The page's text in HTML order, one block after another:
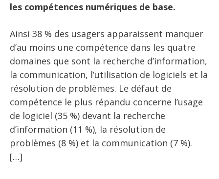
les compétences numériques de base.
Ainsi 38 % des usagers apparaissent manquer
d’au moins une compétence dans les quatre
domaines que sont la recherche d’information,
la communication, l’utilisation de logiciels et la
résolution de problèmes. Le défaut de
compétence le plus répandu concerne l’usage
de logiciel (35 %) devant la recherche
d’information (11 %), la résolution de
problèmes (8 %) et la communication (7 %).
[…]